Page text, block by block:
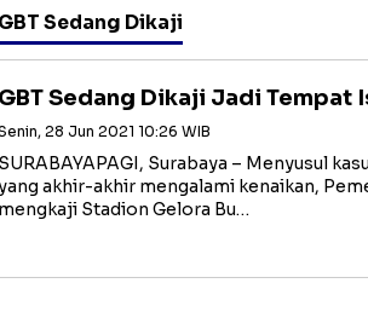
GBT Sedang Dikaji
GBT Sedang Dikaji Jadi Tempat
28 Jun 2021 10:26 WIB
SURABAYAPAGI, Surabaya – Menyusul
akhir-akhir mengalami kenaikan,
mengkaji Stadion Gelora Bu…